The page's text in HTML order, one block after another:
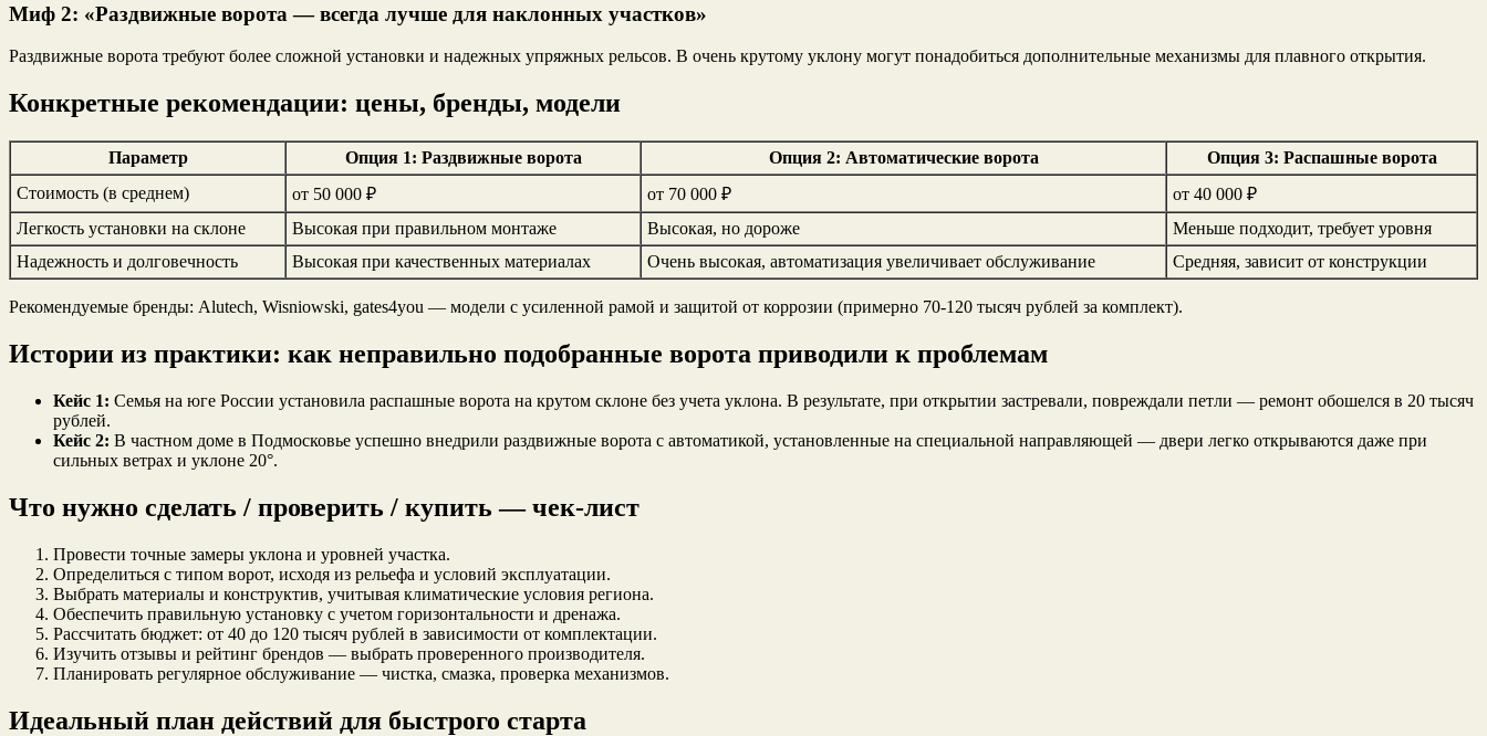
Миф 2: «Раздвижные ворота — всегда лучше для наклонных участков»
Раздвижные ворота требуют более сложной установки и надежных упряжных рельсов. В очень крутому уклону могут понадобиться дополнительные механизмы для плавного открытия.
Конкретные рекомендации: цены, бренды, модели
Параметр Опция 1: Раздвижные ворота Опция 2: Автоматические ворота
Опция 3: Распашные ворота
Стоимость (в среднем)
от 50 000 ₽ от 70 000 ₽
от 40 000 ₽
Легкость установки на склоне
Высокая при правильном монтаже Высокая, но дороже
Меньше подходит, требует уровня
Надежность и долговечность
Высокая при качественных материалах Очень высокая, автоматизация увеличивает обслуживание Средняя, зависит от конструкции
Рекомендуемые бренды: Alutech, Wisniowski, gates4you — модели с усиленной рамой и защитой от коррозии (примерно 70-120 тысяч рублей за комплект).
Истории из практики: как неправильно подобранные ворота приводили к проблемам
Кейс 1: Семья на юге России установила распашные ворота на крутом склоне без учета уклона. В результате, при открытии застревали, повреждали петли — ремонт обошелся в 20 тысяч
рублей.
Кейс 2: В частном доме в Подмосковье успешно внедрили раздвижные ворота с автоматикой, установленные на специальной направляющей — двери легко открываются даже при
сильных ветрах и уклоне 20°.
Что нужно сделать / проверить / купить — чек-лист
Провести точные замеры уклона и уровней участка.
Определиться с типом ворот, исходя из рельефа и условий эксплуатации.
Выбрать материалы и конструктив, учитывая климатические условия региона.
Обеспечить правильную установку с учетом горизонтальности и дренажа.
Рассчитать бюджет: от 40 до 120 тысяч рублей в зависимости от комплектации.
Изучить отзывы и рейтинг брендов — выбрать проверенного производителя.
Планировать регулярное обслуживание — чистка, смазка, проверка механизмов.
Идеальный план действий для быстрого старта